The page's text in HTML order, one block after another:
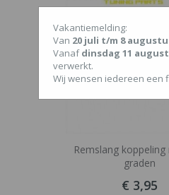
Remslang koppeling
graden
€ 3,95
Vakantiemelding:
Van 20 juli t/m 8
Vanafdinsdag 11
verwerkt.
Wij wensen iedereen een